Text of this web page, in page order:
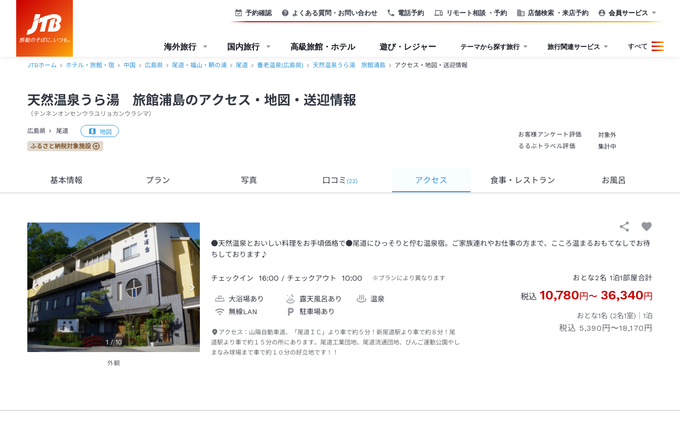
電話予約 リモート相談 ・予約 店舗検索 ・来店予約
予約確認 よくある質問・お問い合わせ 会員サービス
海外旅行 国内旅行 高級旅館・ホテル 遊び・レジャー テーマから探す旅行 旅行関連サービス すべて
JTBホーム ホテル・旅館・宿 中国 広島県 尾道・福山・鞆の浦 尾道 養老温泉(広島県) 天然温泉うら湯 旅館浦島 アクセス・地図・送迎情報
天然温泉うら湯 旅館浦島のアクセス・地図・送迎情報
（テンネンオンセンウラユリョカンウラシマ）
広島県 尾道 地図
ふるさと納税対象施設
お客様アンケート評価
対象外
るるぶトラベル評価
集計中
基本情報 プラン 写真 口コミ (22) アクセス 食事・レストラン お風呂
1 / 10
外観
●天然温泉とおいしい料理をお手頃価格で●尾道にひっそりと佇む温泉宿。ご家族連れやお仕事の方まで、こころ温まるおもてなしでお待
ちしております♪
チェックイン 16:00 / チェックアウト 10:00 ※プランにより異なります
大浴場あり 露天風呂あり
温泉
無線LAN
駐車場あり
アクセス： 山陽自動車道、「尾道ＩＣ」より車で約５分！新尾道駅より車で約８分！尾
道駅より車で約１５分の所にあります。尾道工業団地、尾道流通団地、びんご運動公園やし
まなみ球場まで車で約１０分の好立地です！！
おとな2名 1泊1部屋合計
税込 10,780円〜 36,340円
おとな1名 (2名1室)｜ 1泊
税込 5,390円〜18,170円